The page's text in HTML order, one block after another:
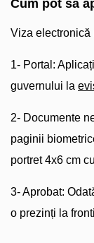
Cum pot să
Viza electronică
1- Portal:
guvernului la
2- Documente
paginii
portret 4x6 cm
3- Aprobat:
o prezinți la